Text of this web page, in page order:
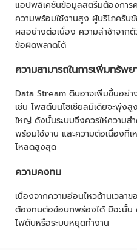
แอปพลิเคชันข้อมูลสตรีมต้องการ
ความพร้อมใช้งานสูง ผู้บริโภครับ
ผลอย่างต่อเนื่อง ความล่าช้าจาก
ข้อผิดพลาดได้
ความสามารถในการเพิ่มทรัพย
Data Stream ดิบอาจเพิ่มขึ้นอย่า
เช่น โพสต์บนโซเชียลมีเดียจะพุ่งสู
ใหญ่ ดังนั้นระบบจึงควรให้ความ
พร้อมใช้งาน และความต่อเนื่องที่เ
โหลดสูงสุด
ความคงทน
เนื่องจากความอ่อนไหวด้านเวลา
ต้องทนต่อข้อบกพร่องได้ มิฉะนั้น
ไฟดับหรือระบบหยุดทำงาน